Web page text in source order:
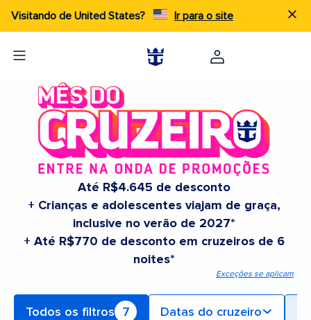
Visitando de United States? Ir para o site
Até R$4.645 de desconto
+ Crianças e adolescentes viajam de graça,
inclusive no verão de 2027*
+ Até R$770 de desconto em cruzeiros de 6
noites*
Exceções se aplicam
Todos os filtros 7 Datas do cruzeiro